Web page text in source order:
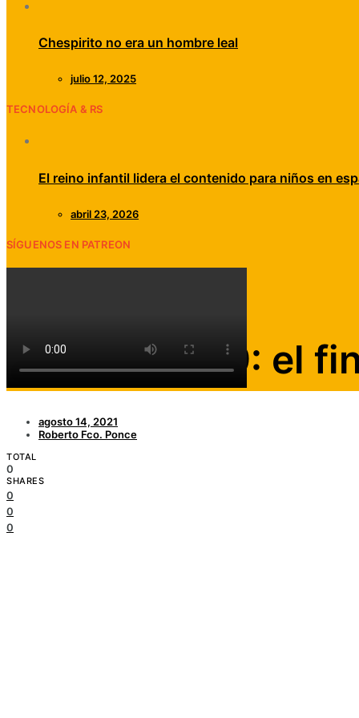
Chespirito no era un hombre leal
julio 12, 2025
TECNOLOGÍA & RS
El reino infantil lidera el contenido para niños en
abril 23, 2026
SÍGUENOS EN PATREON
Cine
Woostock 99: el
agosto 14, 2021
Roberto Fco. Ponce
TOTAL
0
SHARES
0
0
0